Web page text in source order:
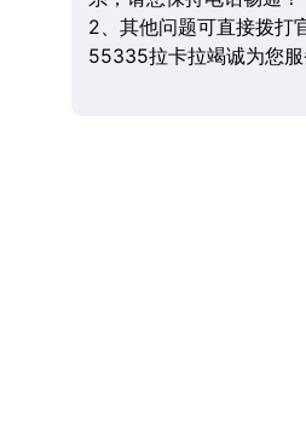
2、其他问题可直接拨打
55335拉卡拉竭诚为您服